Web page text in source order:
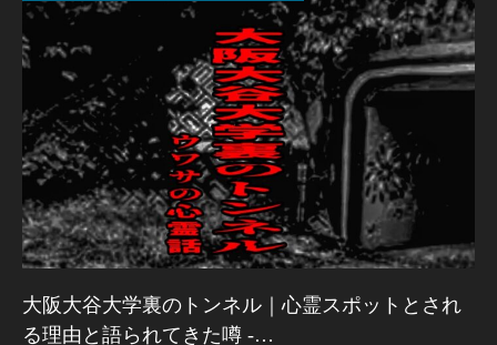
大阪大谷大学裏のトンネル｜心霊スポットとされ
る理由と語られてきた噂 -…